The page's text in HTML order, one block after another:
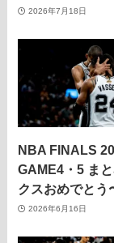
2026年7月18日
NBA FINALS
GAME4・5 ま
クスおめでとう
2026年6月16日